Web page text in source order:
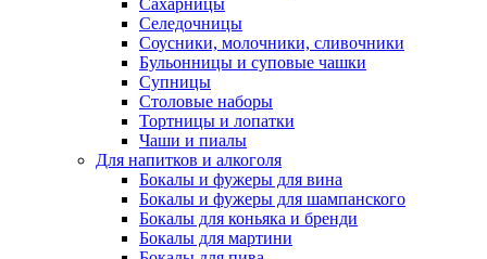
Сахарницы
Селедочницы
Соусники, молочники, сливочники
Бульонницы и суповые чашки
Супницы
Столовые наборы
Тортницы и лопатки
Чаши и пиалы
Для напитков и алкоголя
Бокалы и фужеры для вина
Бокалы и фужеры для шампанского
Бокалы для коньяка и бренди
Бокалы для мартини